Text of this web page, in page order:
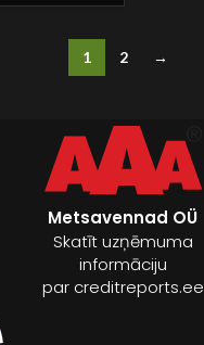
1 2 →
Metsavennad OÜ
Skatīt uzņēmuma
informāciju
par creditreports.ee